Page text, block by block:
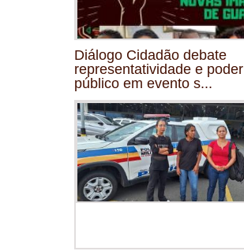
Diálogo Cidadão debate
representatividade e poder
público em evento s...